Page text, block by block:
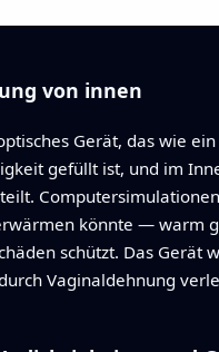
von innen
Gerät, das wie
gefüllt ist, und im
könnte — warm
schützt. Das
Vaginaldehnung